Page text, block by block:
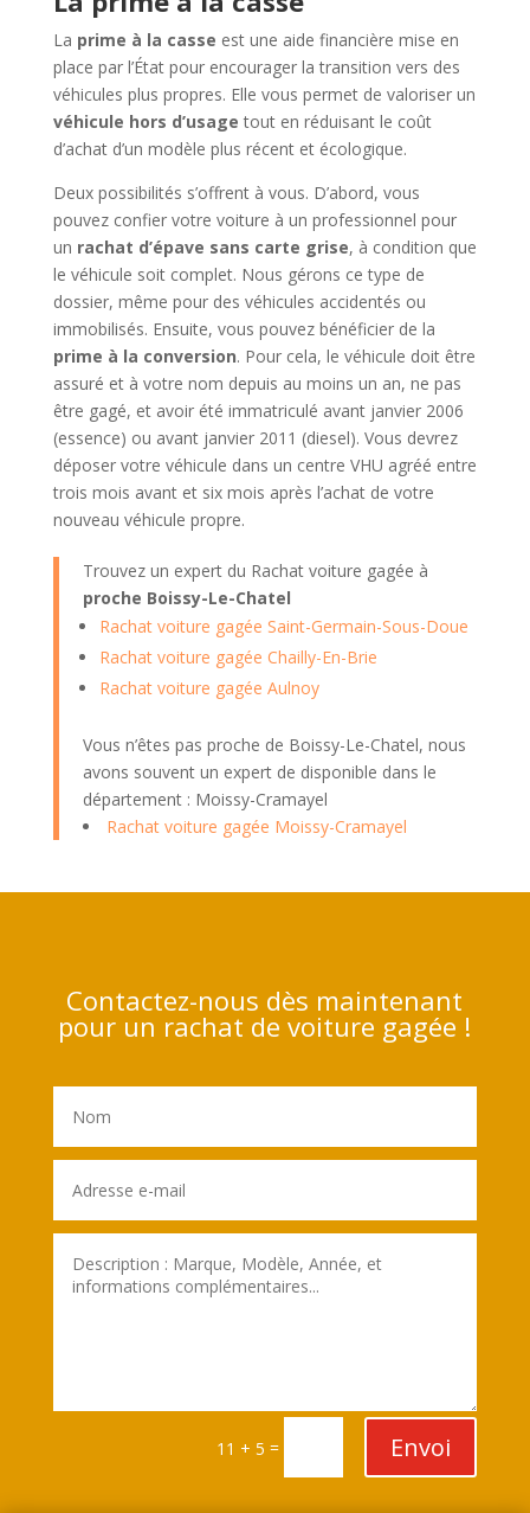
La prime à la casse est une aide financière mise en
place par l’État pour encourager la transition vers des
véhicules plus propres. Elle vous permet de valoriser un
véhicule hors d’usage tout en réduisant le coût
d’achat d’un modèle plus récent et écologique.
Deux possibilités s’offrent à vous. D’abord, vous
pouvez confier votre voiture à un professionnel pour
un rachat d’épave sans carte grise, à condition que
le véhicule soit complet. Nous gérons ce type de
dossier, même pour des véhicules accidentés ou
immobilisés. Ensuite, vous pouvez bénéficier de la
prime à la conversion. Pour cela, le véhicule doit être
assuré et à votre nom depuis au moins un an, ne pas
être gagé, et avoir été immatriculé avant janvier 2006
(essence) ou avant janvier 2011 (diesel). Vous devrez
déposer votre véhicule dans un centre VHU agréé entre
trois mois avant et six mois après l’achat de votre
nouveau véhicule propre.
Trouvez un expert du Rachat voiture gagée à
proche Boissy-Le-Chatel
Rachat voiture gagée Saint-Germain-Sous-Doue
Rachat voiture gagée Chailly-En-Brie
Rachat voiture gagée Aulnoy
Vous n’êtes pas proche de Boissy-Le-Chatel, nous
avons souvent un expert de disponible dans le
département : Moissy-Cramayel
Rachat voiture gagée Moissy-Cramayel
Contactez-nous dès maintenant
pour un rachat de voiture gagée !
11 + 5 = Envoi